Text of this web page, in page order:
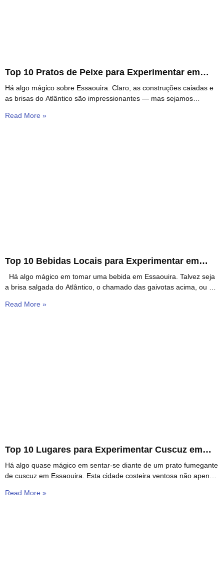
Top 10 Pratos de Peixe para Experimentar em
Essaouira
Há algo mágico sobre Essaouira. Claro, as construções caiadas e
as brisas do Atlântico são impressionantes — mas sejamos
Read More »
Top 10 Bebidas Locais para Experimentar em
Essaouira
Há algo mágico em tomar uma bebida em Essaouira. Talvez seja
a brisa salgada do Atlântico, o chamado das gaivotas acima, ou a
Read More »
Top 10 Lugares para Experimentar Cuscuz em
Essaouira
Há algo quase mágico em sentar-se diante de um prato fumegante
de cuscuz em Essaouira. Esta cidade costeira ventosa não apenas
Read More »